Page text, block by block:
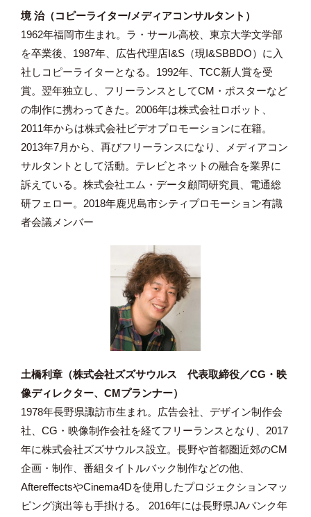
境 治（コピーライター/メディアコンサルタント）
1962年福岡市生まれ。ラ・サール高校、東京大学文学部
を卒業後、1987年、広告代理店I&S（現I&SBBDO）に入
社しコピーライターとなる。1992年、TCC新人賞を受
賞。翌年独立し、フリーランスとしてCM・ポスターなど
の制作に携わってきた。2006年は株式会社ロボット、
2011年からは株式会社ビデオプロモーションに在籍。
2013年7月から、再びフリーランスになり、メディアコン
サルタントとして活動。テレビとネットの融合を業界に
訴えている。株式会社エム・データ顧問研究員、電通総
研フェロー。2018年鹿児島市シティプロモーション有識
者会議メンバー
土橋利章（株式会社ズズサウルス 代表取締役／CG・映
像ディレクター、CMプランナー）
1978年長野県諏訪市生まれ。広告会社、デザイン制作会
社、CG・映像制作会社を経てフリーランスとなり、2017
年に株式会社ズズサウルス設立。長野や首都圏近郊のCM
企画・制作、番組タイトルバック制作などの他、
AftereffectsやCinema4Dを使用したプロジェクションマッ
ピング演出等も手掛ける。 2016年には長野県JAバンク年